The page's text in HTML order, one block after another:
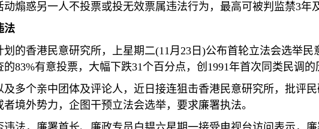
煽惑另一人不投票或投无效票属违法行为，最高可被判监禁3年
法
的香港民意研究所，上星期二(11月 23 日 )公布首轮立法会选举民
的83%有意投票，大幅下跌31个百分点，创 1991年首次同类民调的
多个亲中团体及评论人，近日接连狙击香港民意研究所，批评
境外势力，企图干预立法会选举，要求廉署执法。